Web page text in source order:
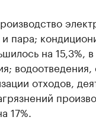
пара;
на 15,3%,
водоотведения,
отходов,
17%.